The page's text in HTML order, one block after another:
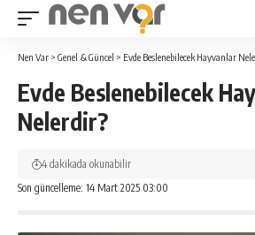
Nen Var > Genel & Güncel > Evde Beslenebilecek Hayvanlar
Evde Beslenebilecek
Nelerdir?
Son güncelleme: 14 Mart 2025 03:00
4 dakikada okunabilir